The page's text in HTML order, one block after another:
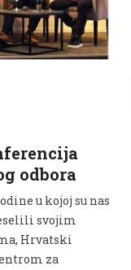
odbora
u kojoj su nas
svojim
Hrvatski
za